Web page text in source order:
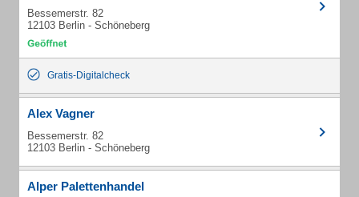
Bessemerstr. 82
12103 Berlin - Schöneberg
Gratis-Digitalcheck
Alex Vagner
Bessemerstr. 82
12103 Berlin - Schöneberg
Alper Palettenhandel